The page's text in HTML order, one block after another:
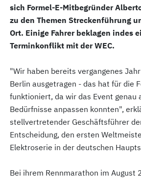
sich Formel-E-Mitbegründer
zu den Themen Streckenführung
Ort. Einige Fahrer beklagen indes
Terminkonflikt mit der WEC.
"Wir haben bereits vergangenes
Berlin ausgetragen - das hat für die
funktioniert, da wir das Event genau
Bedürfnisse anpassen konnten",
stellvertretender Geschäftsführer
Entscheidung, den ersten
Elektroserie in der deutschen
Bei ihrem Rennmarathon im August